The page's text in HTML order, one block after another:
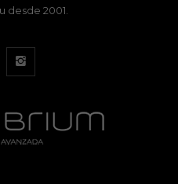
desde 2001.personalized